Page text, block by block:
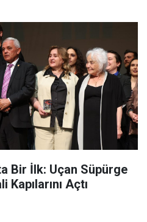
Bir İlk: Uçan Süpürge
Açtı